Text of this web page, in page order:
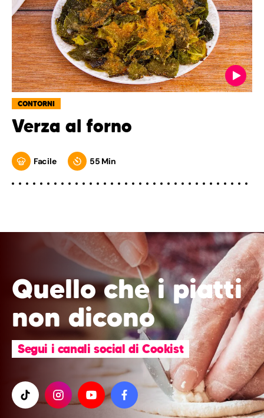
CONTORNI
Verza al forno
Facile 55 Min
Quello che i piatti
non dicono
Segui i canali social di Cookist